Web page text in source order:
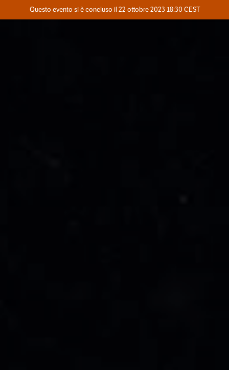
Dove
Questo evento si è concluso il 22 ottobre 2023 18:30 CEST